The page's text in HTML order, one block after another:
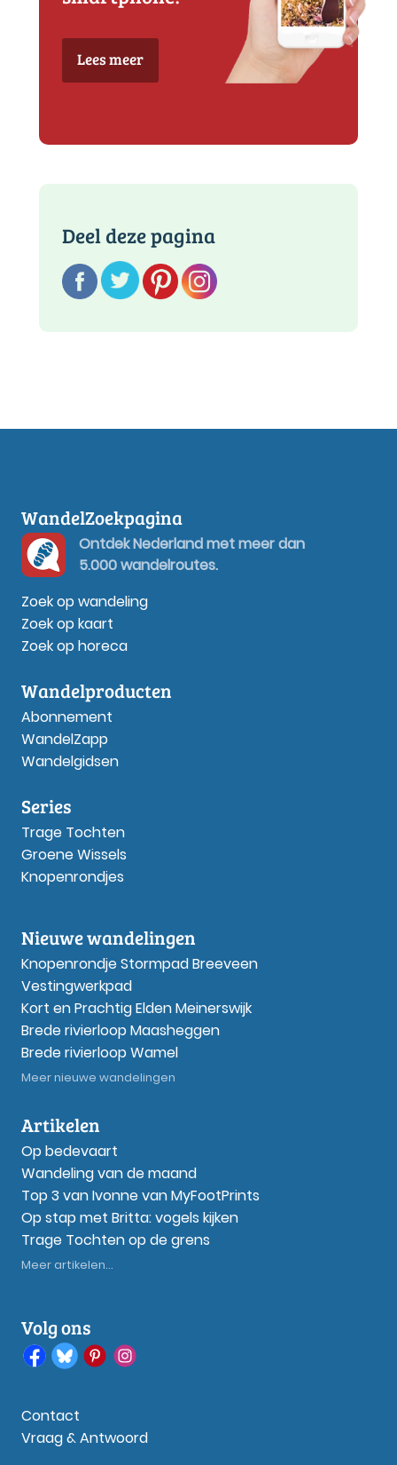
Lees meer
Deel deze pagina
WandelZoekpagina
Ontdek Nederland met meer dan
5.000 wandelroutes.
Zoek op wandeling
Zoek op kaart
Zoek op horeca
Wandelproducten
Abonnement
WandelZapp
Wandelgidsen
Series
Trage Tochten
Groene Wissels
Knopenrondjes
Nieuwe wandelingen
Knopenrondje Stormpad Breeveen
Vestingwerkpad
Kort en Prachtig Elden Meinerswijk
Brede rivierloop Maasheggen
Brede rivierloop Wamel
Meer nieuwe wandelingen
Artikelen
Op bedevaart
Wandeling van de maand
Top 3 van Ivonne van MyFootPrints
Op stap met Britta: vogels kijken
Trage Tochten op de grens
Meer artikelen...
Volg ons
Contact
Vraag & Antwoord